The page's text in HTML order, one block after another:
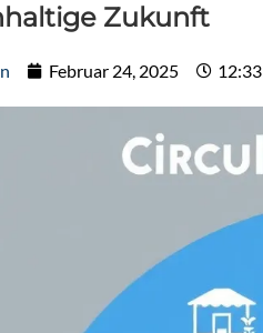
Zukunft
Februar 24, 2025 12:33